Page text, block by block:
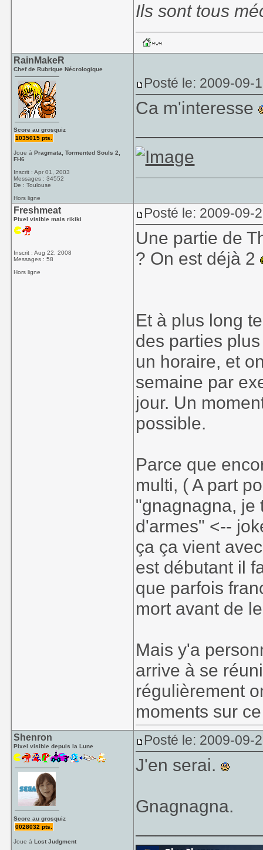
Ils sont tous
RainMakeR
Chef de Rubrique Nécrologique
Score au grosquiz
1035015 pts.
Joue àPragmata, Tormented Souls 2,
FH6
Inscrit : Apr 01, 2003
Messages : 34552
De : Toulouse
Hors ligne
Posté le: 2009-09-
Ca m'interesse
Freshmeat
Pixel visible mais rikiki
Inscrit : Aug 22, 2008
Messages : 58
Hors ligne
Posté le: 2009-09-
Une partie de
? On est déjà 2
Et à plus long
des parties
un horaire, et
semaine par
jour. Un
possible.
Parce que
multi, ( A part
"gnagnagna, je
d'armes" <--
ça ça vient
est débutant il
que parfois
mort avant de
Mais y'a
arrive à se
régulièrement
moments sur
Shenron
Pixel visible depuis la Lune
Score au grosquiz
0028032 pts.
Joue àLost Judgment
Posté le: 2009-09-
J'en serai.
Gnagnagna.